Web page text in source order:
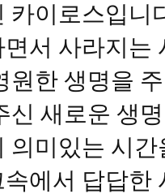
카이로스입니
면서 사라지는
원한 생명을
신 새로운 생
의미있는 시
속에서 답답한